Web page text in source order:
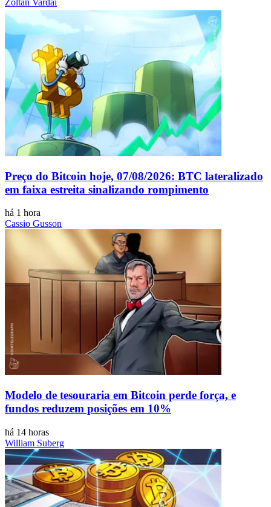
Preço do Bitcoin hoje, 07/08/2026: BTC lateralizado
em faixa estreita sinalizando rompimento
há 1 hora
Cassio Gusson
Modelo de tesouraria em Bitcoin perde força, e
fundos reduzem posições em 10%
há 14 horas
William Suberg